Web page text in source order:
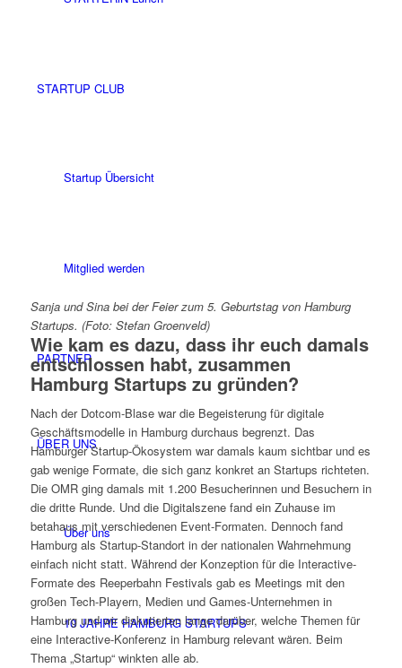
STARTUP CLUB
Startup Übersicht
Mitglied werden
PARTNER
ÜBER UNS
Über uns
10 JAHRE HAMBURG STARTUPS
Sanja und Sina bei der Feier zum 5. Geburtstag von Hamburg
Startups. (Foto: Stefan Groenveld)
Wie kam es dazu, dass ihr euch damals
entschlossen habt, zusammen
Hamburg Startups zu gründen?
Nach der Dotcom-Blase war die Begeisterung für digitale
Geschäftsmodelle in Hamburg durchaus begrenzt. Das
Hamburger Startup-Ökosystem war damals kaum sichtbar und es
gab wenige Formate, die sich ganz konkret an Startups richteten.
Die OMR ging damals mit 1.200 Besucherinnen und Besuchern in
die dritte Runde. Und die Digitalszene fand ein Zuhause im
betahaus mit verschiedenen Event-Formaten. Dennoch fand
Hamburg als Startup-Standort in der nationalen Wahrnehmung
einfach nicht statt. Während der Konzeption für die Interactive-
Formate des Reeperbahn Festivals gab es Meetings mit den
großen Tech-Playern, Medien und Games-Unternehmen in
Hamburg und wir diskutierten lange darüber, welche Themen für
eine Interactive-Konferenz in Hamburg relevant wären. Beim
Thema „Startup“ winkten alle ab.